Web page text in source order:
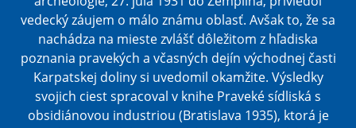
vedecký záujem o málo známu oblasť. Avšak to, že sa
nachádza na mieste zvlášť dôležitom z hľadiska
poznania pravekých a včasných dejín východnej časti
Karpatskej doliny si uvedomil okamžite. Výsledky
svojich ciest spracoval v knihe Praveké sídliská s
obsidiánovou industriou (Bratislava 1935), ktorá je